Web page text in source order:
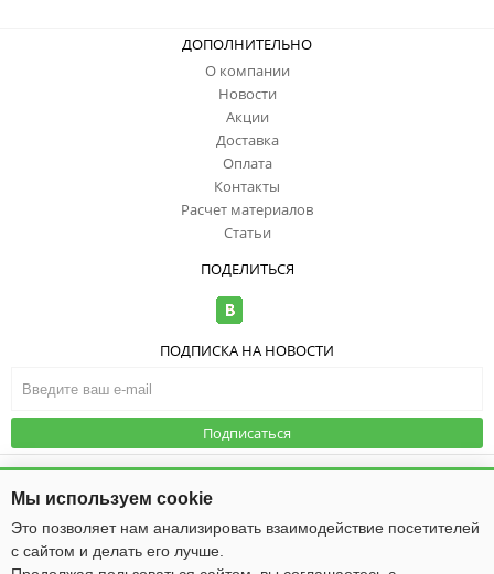
ДОПОЛНИТЕЛЬНО
О компании
Новости
Акции
Доставка
Оплата
Контакты
Расчет материалов
Статьи
ПОДЕЛИТЬСЯ
ПОДПИСКА НА НОВОСТИ
Подписаться
© ООО "ИзоТоп", 2006-2026. Все права
защищены. Информация сайта
защищена законом об авторских
правах.
Общество с ограниченной ответственностью «ИзоТоп»
ИНН 5256084834
Мы используем cookie
Это позволяет нам анализировать взаимодействие посетителей
с сайтом и делать его лучше.